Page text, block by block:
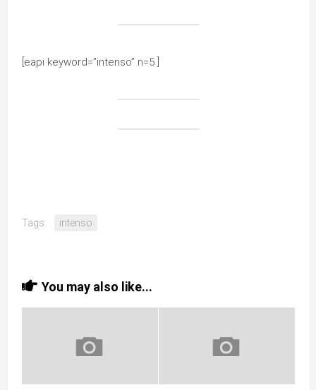
[eapi keyword=”intenso” n=5 ]
Tags: intenso
You may also like...